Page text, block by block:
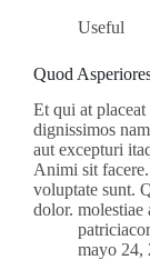
Useful
Quod
Et qui at
dignissimos
aut excepturi
Animi sit
voluptate sunt.
dolor.
mayo 24,